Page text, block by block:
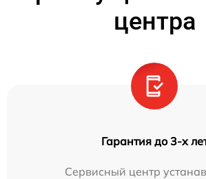
центра
Гарантия до 3-х
Сервисный центр